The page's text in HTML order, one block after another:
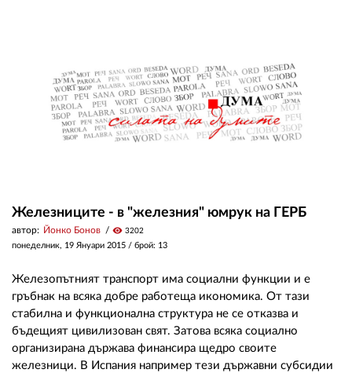
Железниците - в "железния" юмрук на ГЕРБ
автор: Йонко Бонов visibility 3202
понеделник, 19 Януари 2015 / брой: 13
Железопътният транспорт има социални функции и е
гръбнак на всяка добре работеща икономика. От тази
стабилна и функционална структура не се отказва и
бъдещият цивилизован свят. Затова всяка социално
организирана държава финансира щедро своите
железници. В Испания например тези държавни субсидии